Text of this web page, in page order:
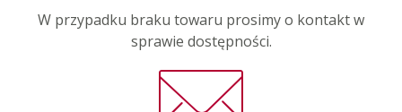
W przypadku braku towaru prosimy o kontakt w
sprawie dostępności.